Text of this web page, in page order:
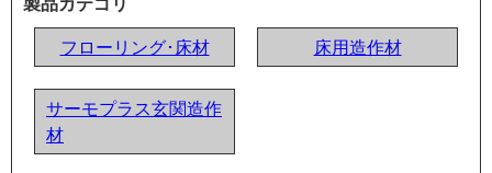
フローリング･床材
床用造作材
サーモプラス玄関造作
材